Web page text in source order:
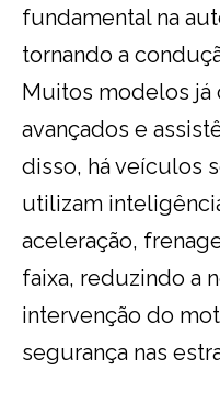
fundamental na
tornando a
Muitos modelos já
avançados e
disso, há veículos
utilizam
aceleração,
faixa, reduzindo a
intervenção do
segurança nas